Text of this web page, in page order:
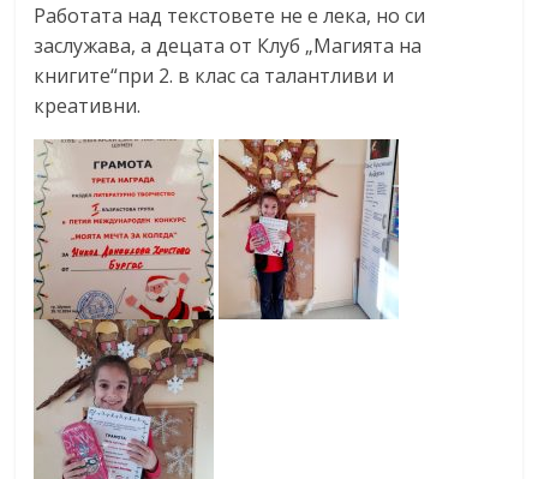
Работата над текстовете не е лека, но си
заслужава, а децата от Клуб „Магията на
книгите“при 2. в клас са талантливи и
креативни.